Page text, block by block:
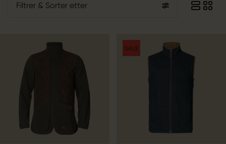
Filtrer & Sorter etter
SALE